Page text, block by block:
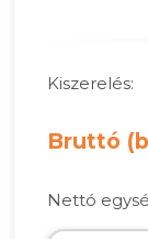
Kiszerelés:
Bruttó
Nettó